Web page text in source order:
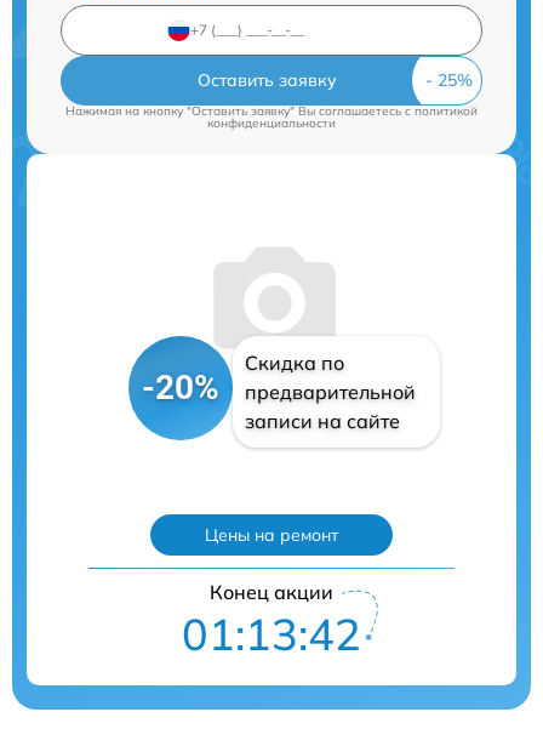
Оставить заявку
Нажимая на кнопку "Оставить заявку" Вы соглашаетесь cполитикой
конфиденциальности
-20%
Скидка по
предварительной
записи на сайте
Цены на ремонт
Конец акции
01:13:41